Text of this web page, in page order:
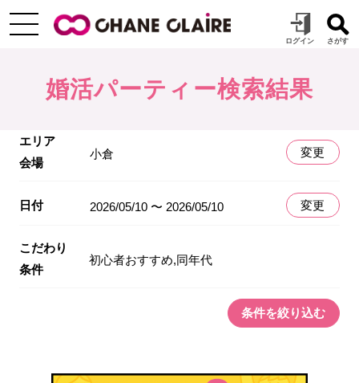
婚活パーティー検索結果
エリア
会場
小倉 変更
日付 2026/05/10 〜 2026/05/10 変更
こだわり
条件
初心者おすすめ,同年代
条件を絞り込む